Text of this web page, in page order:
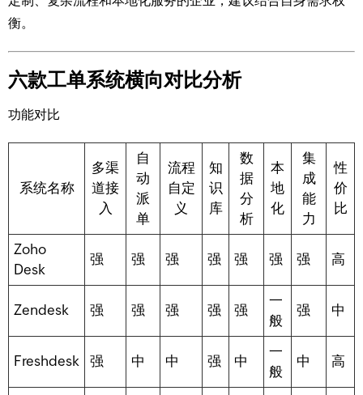
衡。
六款工单系统横向对比分析
功能对比
系统名称
多渠
道接
入
自
动
派
单
流程
自定
义
知
识
库
数
据
分
析
本
地
化
集
成
能
力
性
价
比
Zoho
Desk
强 强 强 强 强 强 强 高
Zendesk 强 强 强 强 强
一
般
强 中
Freshdesk 强 中 中 强 中
一
般
中 高